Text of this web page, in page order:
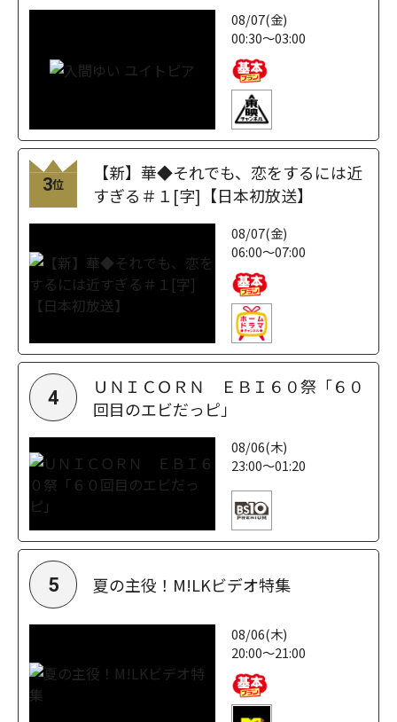
08/07(金)
00:30～03:00
3位
【新】華◆それでも、恋をするには近
すぎる＃１[字]【日本初放送】
08/07(金)
06:00～07:00
4
ＵＮＩＣＯＲＮ ＥＢＩ６０祭「６０
回目のエビだっピ」
08/06(木)
23:00～01:20
5 夏の主役！M!LKビデオ特集
08/06(木)
20:00～21:00